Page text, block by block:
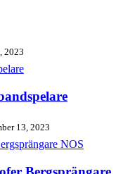
2023
13, 2023